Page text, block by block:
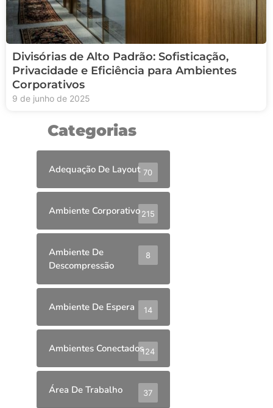
Divisórias de Alto Padrão: Sofisticação,
Privacidade e Eficiência para Ambientes
Corporativos
9 de junho de 2025
Categorias
Adequação De Layout 70
Ambiente Corporativo215
Ambiente De
Descompressão
8
Ambiente De Espera 14
Ambientes Conectados124
Área De Trabalho 37